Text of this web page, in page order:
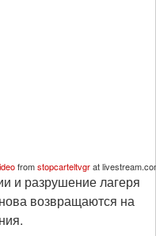
fromstopcarteltvgrat
и разрушение лагеря
возвращаются на